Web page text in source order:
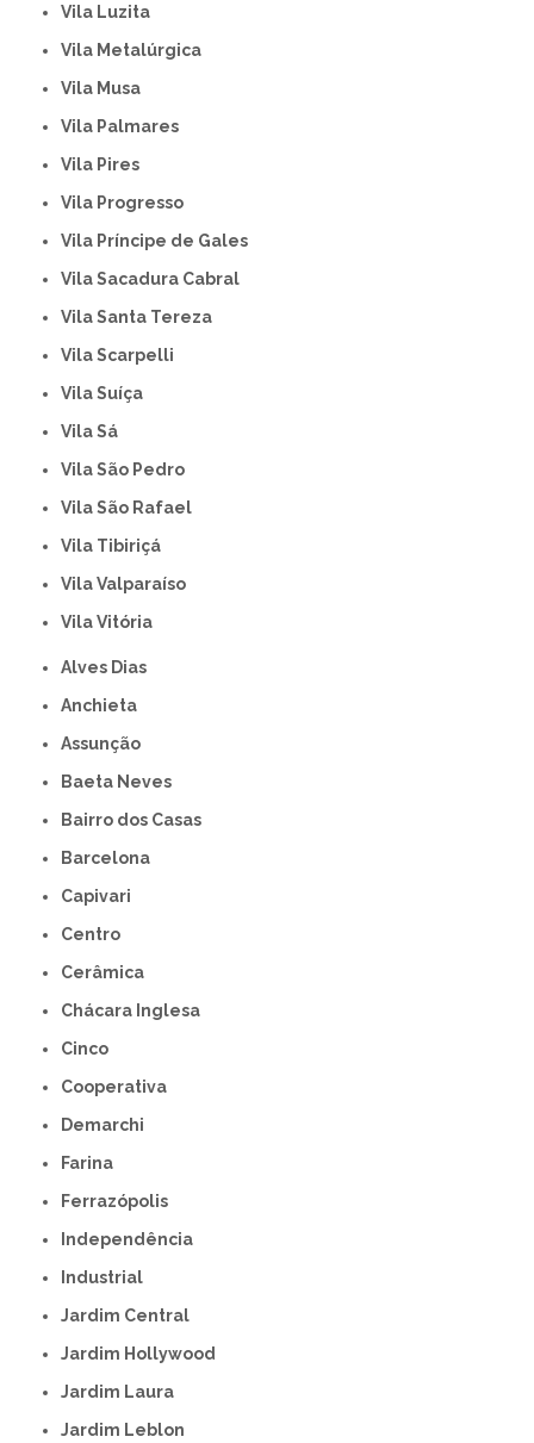
Vila Luzita
Vila Metalúrgica
Vila Musa
Vila Palmares
Vila Pires
Vila Progresso
Vila Príncipe de Gales
Vila Sacadura Cabral
Vila Santa Tereza
Vila Scarpelli
Vila Suíça
Vila Sá
Vila São Pedro
Vila São Rafael
Vila Tibiriçá
Vila Valparaíso
Vila Vitória
Alves Dias
Anchieta
Assunção
Baeta Neves
Bairro dos Casas
Barcelona
Capivari
Centro
Cerâmica
Chácara Inglesa
Cinco
Cooperativa
Demarchi
Farina
Ferrazópolis
Independência
Industrial
Jardim Central
Jardim Hollywood
Jardim Laura
Jardim Leblon